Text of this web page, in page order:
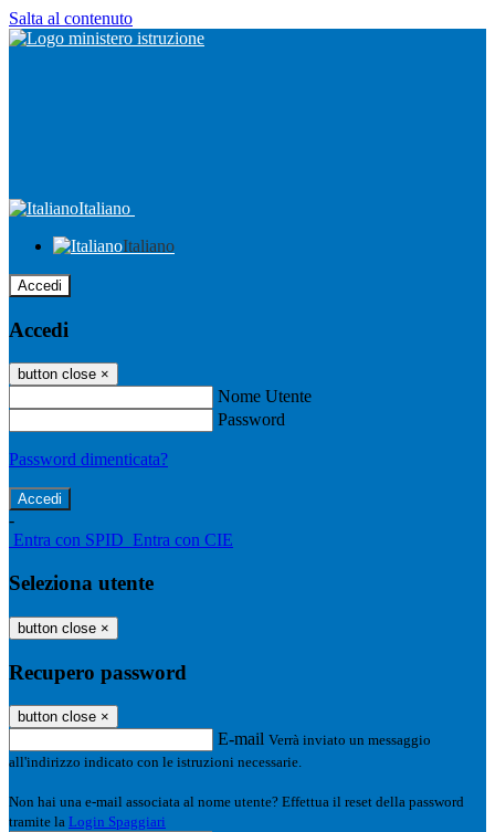
Salta al contenuto
Italiano
Italiano
Accedi
Accedi
button close ×
Nome Utente
Password
Password dimenticata?
-
Entra con SPID Entra con CIE
Seleziona utente
button close ×
Recupero password
button close ×
E-mail Verrà inviato un messaggio
all'indirizzo indicato con le istruzioni necessarie.
Non hai una e-mail associata al nome utente? Effettua il reset della password
tramite la Login Spaggiari